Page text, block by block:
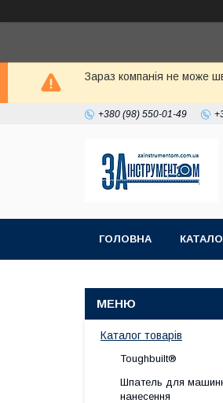
Зараз компанія не може
+380 (98) 550-01-49
ГОЛОВНА
Каталог товарів
Toughbuilt®
Шпатель для
нанесення